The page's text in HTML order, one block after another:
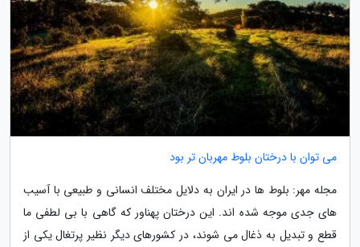
می توان با درختان بلوط مهربان تر بود
مجله مهر: بلوط ها در ایران به دلایل مختلف انسانی و طبیعی با آسیب
های جدی موجه شده اند. این درختان پهناور که گاهی با بی لطفی ما
قطع و تبدیل به ذغال می شوند، در کشورهای دیگر نظیر پرتغال یکی از